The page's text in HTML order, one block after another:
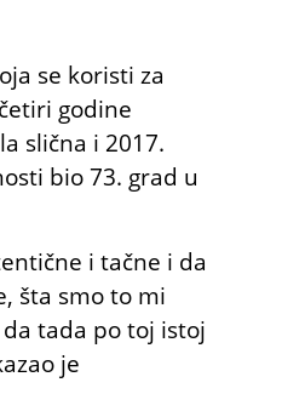
se koristi za
godine
slična i 2017.
bio 73. grad u
i tačne i da
šta smo to mi
tada po toj istoj
je